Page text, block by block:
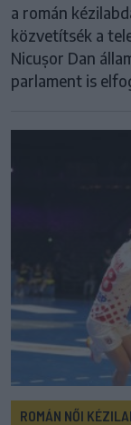
a román
közvetítsék a
Nicușor Dan
parlament is
ROMÁN NŐI